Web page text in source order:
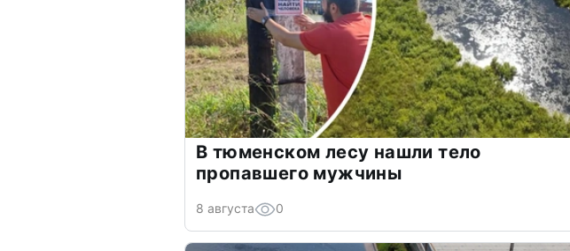
В тюменском лесу нашли тело
пропавшего мужчины
8 августа 0